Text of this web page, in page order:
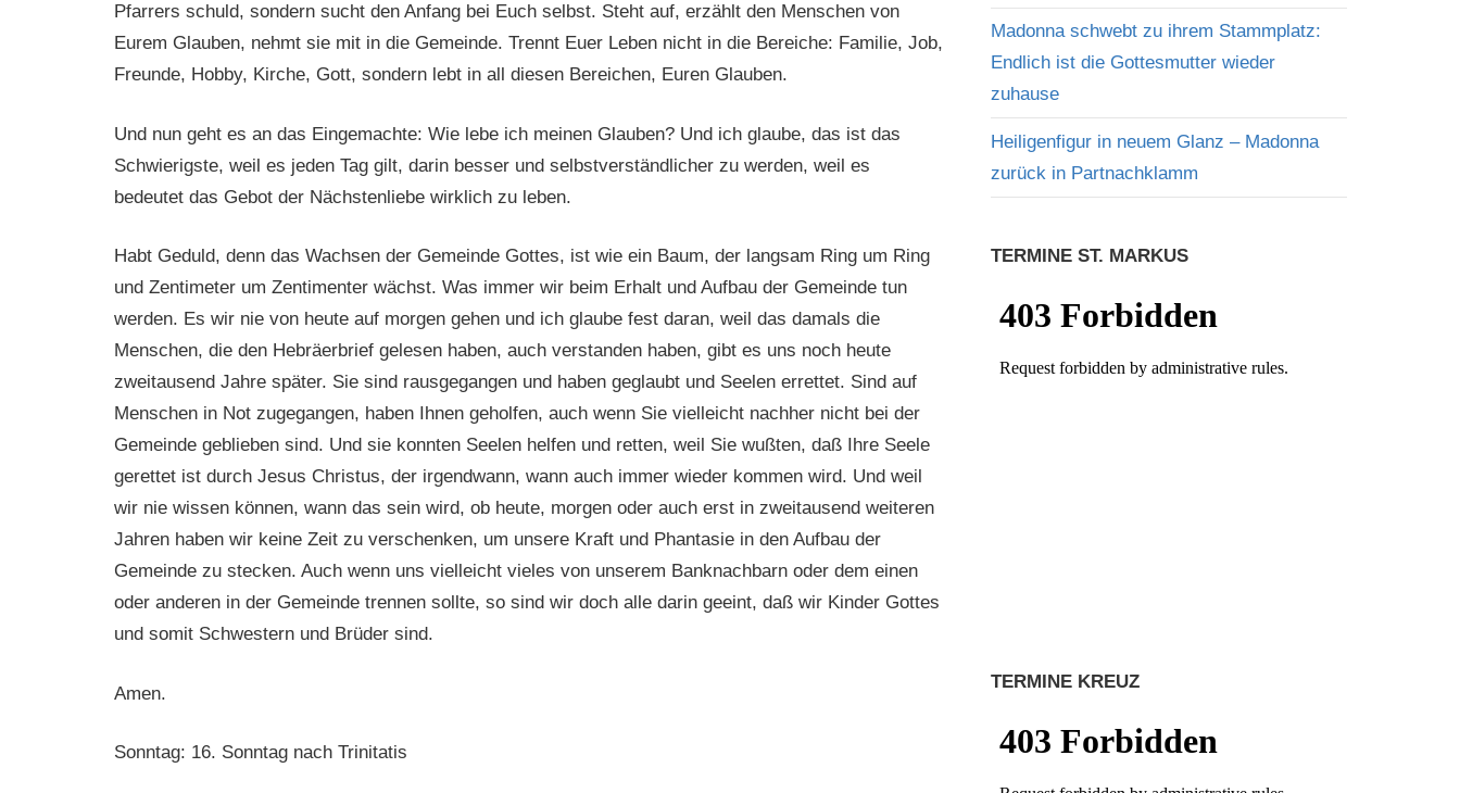
Pfarrers schuld, sondern sucht den Anfang bei Euch selbst. Steht auf, erzählt den Menschen von
Eurem Glauben, nehmt sie mit in die Gemeinde. Trennt Euer Leben nicht in die Bereiche: Familie, Job,
Freunde, Hobby, Kirche, Gott, sondern lebt in all diesen Bereichen, Euren Glauben.
Und nun geht es an das Eingemachte: Wie lebe ich meinen Glauben? Und ich glaube, das ist das
Schwierigste, weil es jeden Tag gilt, darin besser und selbstverständlicher zu werden, weil es
bedeutet das Gebot der Nächstenliebe wirklich zu leben.
Habt Geduld, denn das Wachsen der Gemeinde Gottes, ist wie ein Baum, der langsam Ring um Ring
und Zentimeter um Zentimenter wächst. Was immer wir beim Erhalt und Aufbau der Gemeinde tun
werden. Es wir nie von heute auf morgen gehen und ich glaube fest daran, weil das damals die
Menschen, die den Hebräerbrief gelesen haben, auch verstanden haben, gibt es uns noch heute
zweitausend Jahre später. Sie sind rausgegangen und haben geglaubt und Seelen errettet. Sind auf
Menschen in Not zugegangen, haben Ihnen geholfen, auch wenn Sie vielleicht nachher nicht bei der
Gemeinde geblieben sind. Und sie konnten Seelen helfen und retten, weil Sie wußten, daß Ihre Seele
gerettet ist durch Jesus Christus, der irgendwann, wann auch immer wieder kommen wird. Und weil
wir nie wissen können, wann das sein wird, ob heute, morgen oder auch erst in zweitausend weiteren
Jahren haben wir keine Zeit zu verschenken, um unsere Kraft und Phantasie in den Aufbau der
Gemeinde zu stecken. Auch wenn uns vielleicht vieles von unserem Banknachbarn oder dem einen
oder anderen in der Gemeinde trennen sollte, so sind wir doch alle darin geeint, daß wir Kinder Gottes
und somit Schwestern und Brüder sind.
Amen.
Sonntag: 16. Sonntag nach Trinitatis
Madonna schwebt zu ihrem Stammplatz:
Endlich ist die Gottesmutter wieder
zuhause
Heiligenfigur in neuem Glanz – Madonna
zurück in Partnachklamm
TERMINE ST. MARKUS
TERMINE KREUZ